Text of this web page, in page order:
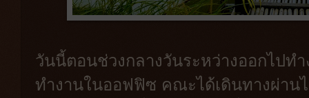
วันนี้ตอนช่วงกลางวันระหว่างออกไปท
ทำงานในออฟฟิซ คณะได้เดินทางผ่าน